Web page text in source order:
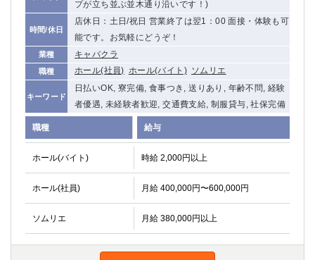
プが立ち並ぶ並木通り沿いです！)
時間/休日
店休日：土日/祝日 営業終了は翌1：00 面接・体験も可
能です。お気軽にどうぞ！
業種 キャバクラ
職種 ホール(社員) ホール(バイト) ソムリエ
キーワード
日払いOK, 寮完備, 食事つき, 送りあり, 年齢不問, 経験
者優遇, 未経験者歓迎, 交通費支給, 制服貸与, 社保完備
職種 給与
ホール(バイト) 時給 2,000円以上
ホール(社員) 月給 400,000円〜600,000円
ソムリエ 月給 380,000円以上
浜松町
西葛西
葛西
中目黒
ひばりヶ丘（北口）
吉祥寺（南口／公園口） 小作・羽村・福生エリア
自由が丘
吉祥寺（北口／東口）
錦糸町南口
下北沢・経堂
金町（北口）
成増駅徒歩3分の好立地！①JR埼京線「赤羽駅」から徒歩2分 ②東
三軒茶屋（南口）
①歌舞伎町 ②新宿 ③新宿三丁目 ④西
①歌舞伎町 ②新宿 ③西部新宿 ③東新宿
蒲田(西口)
清瀬（南口）
①東武練馬 ②成増・板橋 ③大山 ②池袋
池袋東口
大井町